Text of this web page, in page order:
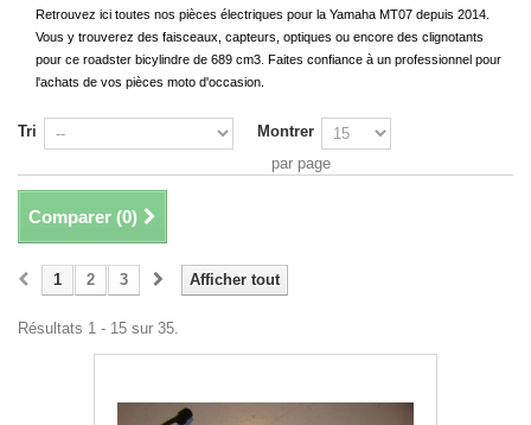
Retrouvez ici toutes nos pièces électriques pour la Yamaha MT07 depuis 2014.
Vous y trouverez des faisceaux, capteurs, optiques ou encore des clignotants
pour ce roadster bicylindre de 689 cm3. Faites confiance à un professionnel pour
l'achats de vos pièces moto d'occasion.
Tri
Montrer
par page
Comparer (0)
Afficher tout
1 2 3
Résultats 1 - 15 sur 35.